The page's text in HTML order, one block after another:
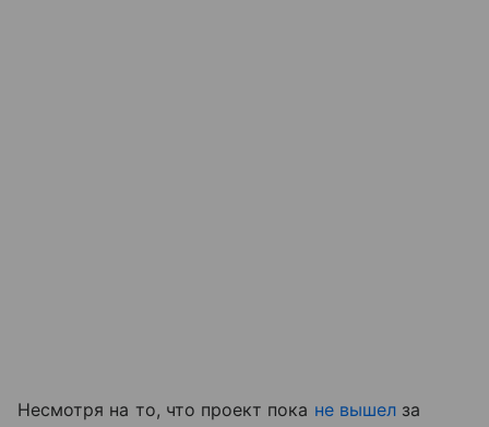
Несмотря на то, что проект пока не вышелза